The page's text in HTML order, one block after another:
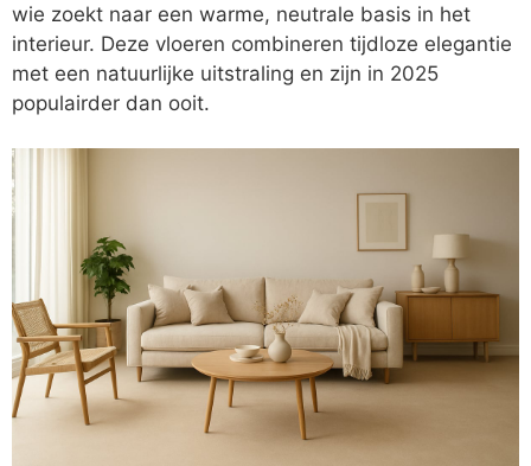
wie zoekt naar een warme, neutrale basis in het
interieur. Deze vloeren combineren tijdloze elegantie
met een natuurlijke uitstraling en zijn in 2025
populairder dan ooit.